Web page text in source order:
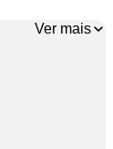
Ver mais